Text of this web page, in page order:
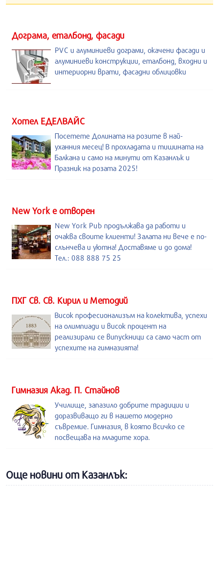
Дограма, еталбонд, фасади
PVC и алуминиеви дограми, окачени фасади и
алуминиеви конструкции, еталбонд, входни и
интериорни врати, фасадни облицовки
Хотел ЕДЕЛВАЙС
Посетете Долината на розите в най-
уханния месец! В прохладата и тишината на
Балкана и само на минути от Казанлък и
Празник на розата 2025!
New York е отворен
New York Pub продължава да работи и
очаква своите клиенти! Залата ни вече е по-
слънчева и уютна! Доставяме и до дома!
Тел.: 088 888 75 25
ПХГ Св. Св. Кирил и Методий
Висок професионализъм на колектива, успехи
на олимпиади и висок процент на
реализирали се випускници са само част от
успехите на гимназията!
Гимназия Акад. П. Стайнов
Училище, запазило добрите традиции и
доразвиващо ги в нашето модерно
съвремие. Гимназия, в която всичко се
посвещава на младите хора.
Още новини от Казанлък: